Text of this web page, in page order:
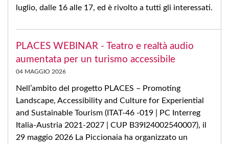
luglio, dalle 16 alle 17, ed è rivolto a tutti gli interessati.
PLACES WEBINAR - Teatro e realtà audio
aumentata per un turismo accessibile
04 MAGGIO 2026
Nell’ambito del progetto PLACES – Promoting
Landscape, Accessibility and Culture for Experiential
and Sustainable Tourism (ITAT-46 -019 | PC Interreg
Italia-Austria 2021-2027 | CUP B39I24002540007), il
29 maggio 2026 La Piccionaia ha organizzato un